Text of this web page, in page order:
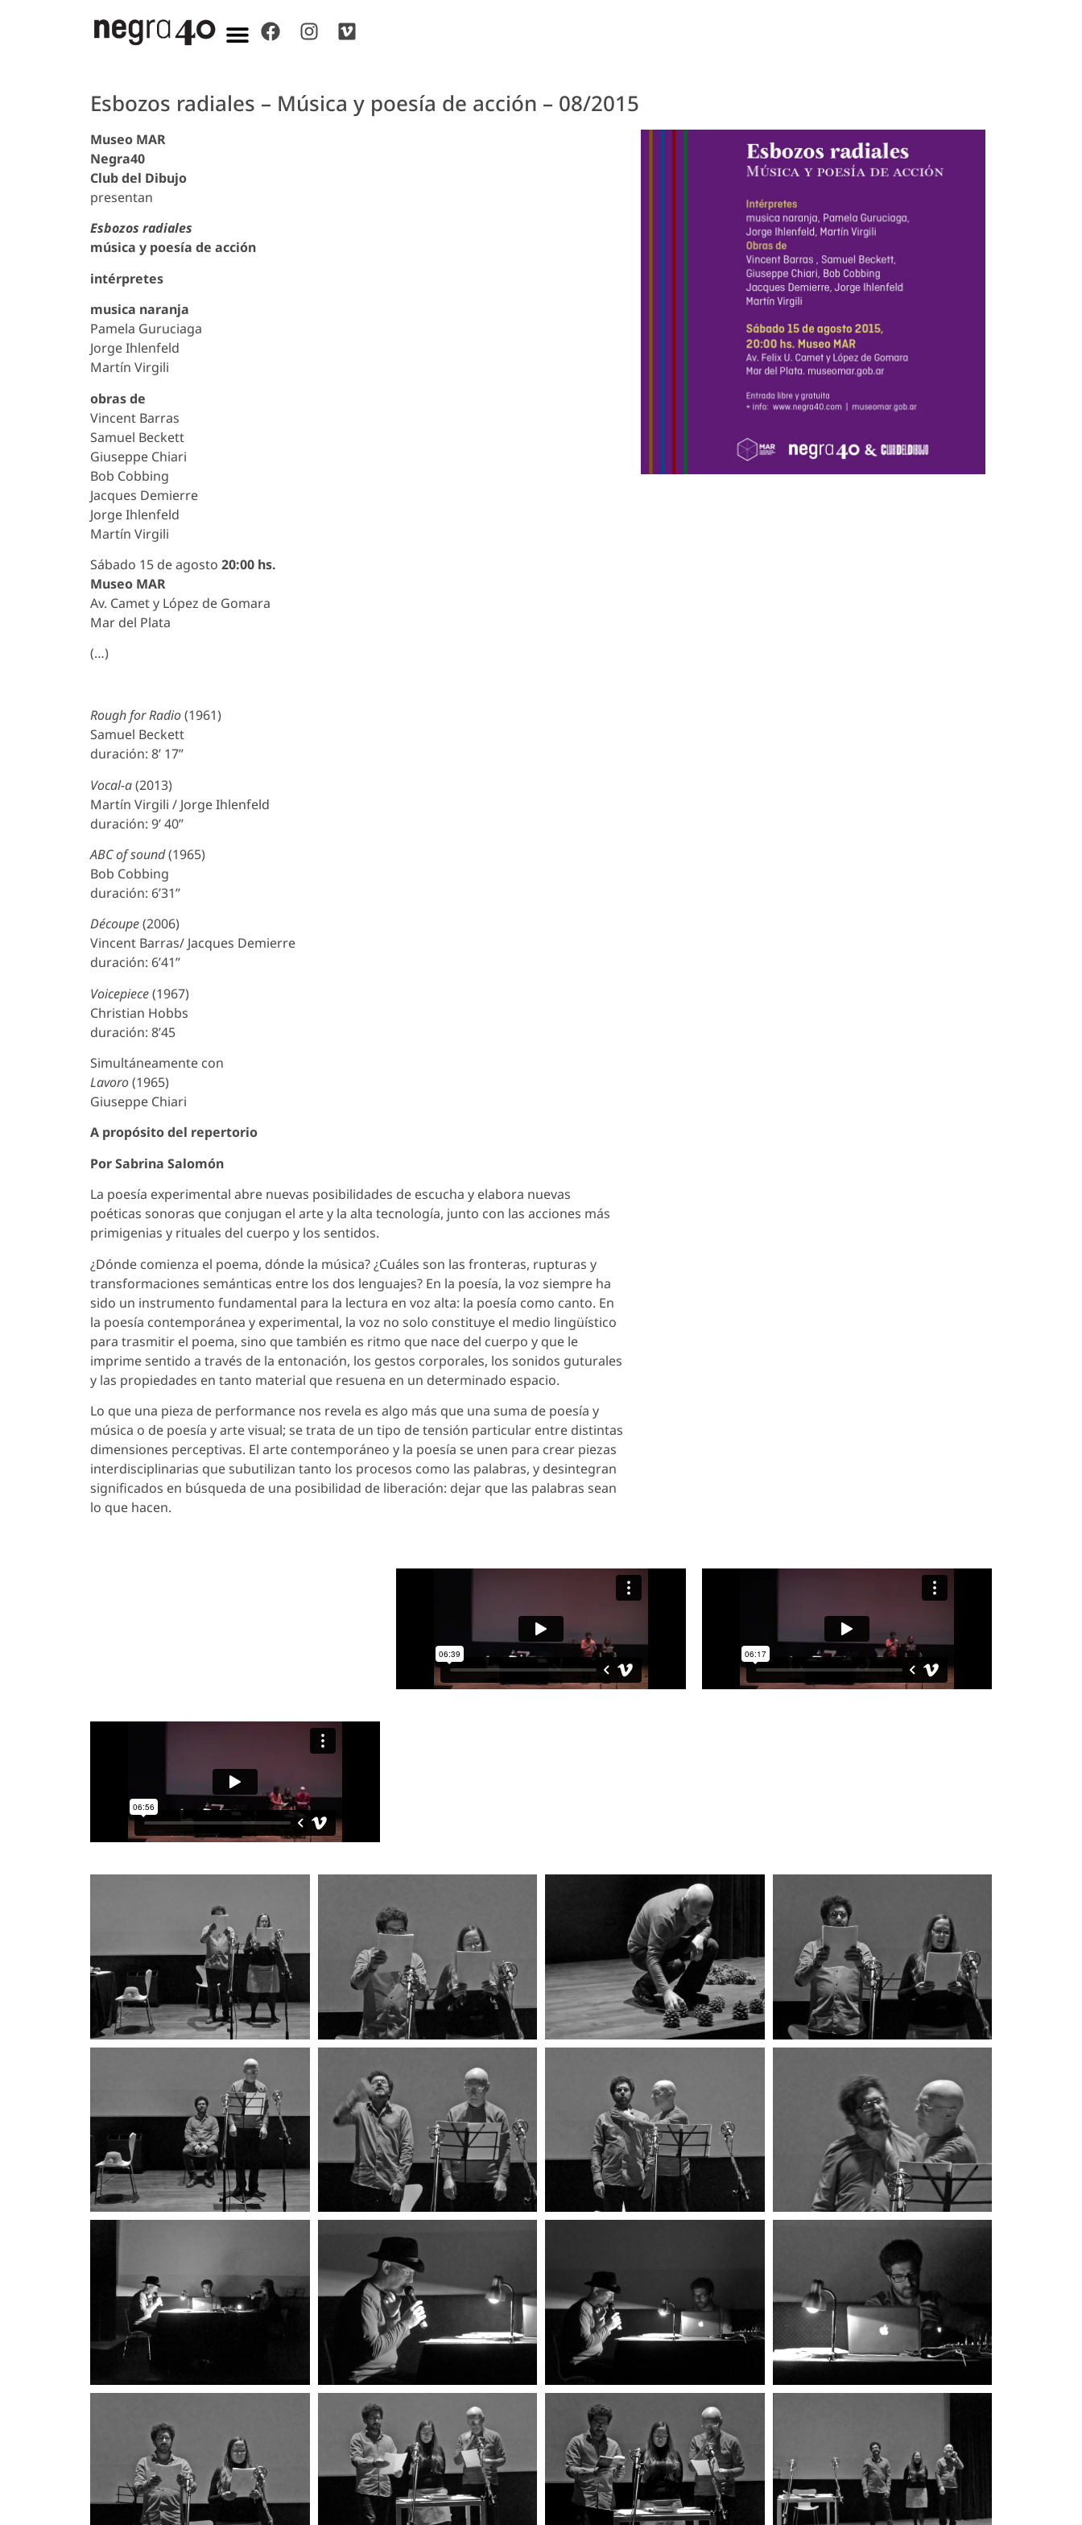
Esbozos radiales – Música y poesía de acción – 08/2015
Museo MAR
Negra40
Club del Dibujo
presentan
Esbozos radiales
música y poesía de acción
intérpretes
musica naranja
Pamela Guruciaga
Jorge Ihlenfeld
Martín Virgili
obras de
Vincent Barras
Samuel Beckett
Giuseppe Chiari
Bob Cobbing
Jacques Demierre
Jorge Ihlenfeld
Martín Virgili
Sábado 15 de agosto 20:00 hs.
Museo MAR
Av. Camet y López de Gomara
Mar del Plata
(…)
Rough for Radio(1961)
Samuel Beckett
duración: 8’ 17’’
Vocal-a(2013)
Martín Virgili / Jorge Ihlenfeld
duración: 9’ 40’’
ABC of sound(1965)
Bob Cobbing
duración: 6’31’’
Découpe(2006)
Vincent Barras/ Jacques Demierre
duración: 6’41’’
Voicepiece(1967)
Christian Hobbs
duración: 8’45
Simultáneamente con
Lavoro(1965)
Giuseppe Chiari
A propósito del repertorio
Por Sabrina Salomón
La poesía experimental abre nuevas posibilidades de escucha y elabora nuevas
poéticas sonoras que conjugan el arte y la alta tecnología, junto con las acciones más
primigenias y rituales del cuerpo y los sentidos.
¿Dónde comienza el poema, dónde la música? ¿Cuáles son las fronteras, rupturas y
transformaciones semánticas entre los dos lenguajes? En la poesía, la voz siempre ha
sido un instrumento fundamental para la lectura en voz alta: la poesía como canto. En
la poesía contemporánea y experimental, la voz no solo constituye el medio lingüístico
para trasmitir el poema, sino que también es ritmo que nace del cuerpo y que le
imprime sentido a través de la entonación, los gestos corporales, los sonidos guturales
y las propiedades en tanto material que resuena en un determinado espacio.
Lo que una pieza de performance nos revela es algo más que una suma de poesía y
música o de poesía y arte visual; se trata de un tipo de tensión particular entre distintas
dimensiones perceptivas. El arte contemporáneo y la poesía se unen para crear piezas
interdisciplinarias que subutilizan tanto los procesos como las palabras, y desintegran
significados en búsqueda de una posibilidad de liberación: dejar que las palabras sean
lo que hacen.